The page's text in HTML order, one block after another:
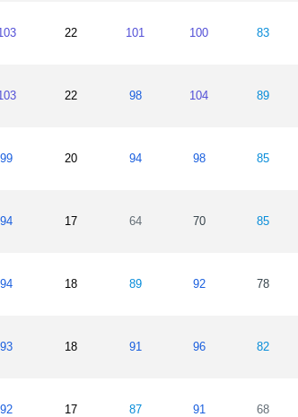
22 101 100 83
22 98 104 89
99 20 94 98 85
94 17 64 70 85
94 18 89 92 78
93 18 91 96 82
92 17 87 91 68